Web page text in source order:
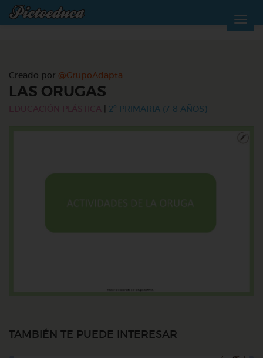
Creado por @GrupoAdapta
LAS ORUGAS
EDUCACIÓN PLÁSTICA 2º PRIMARIA (7-8 AÑOS)
TAMBIÉN TE PUEDE INTERESAR